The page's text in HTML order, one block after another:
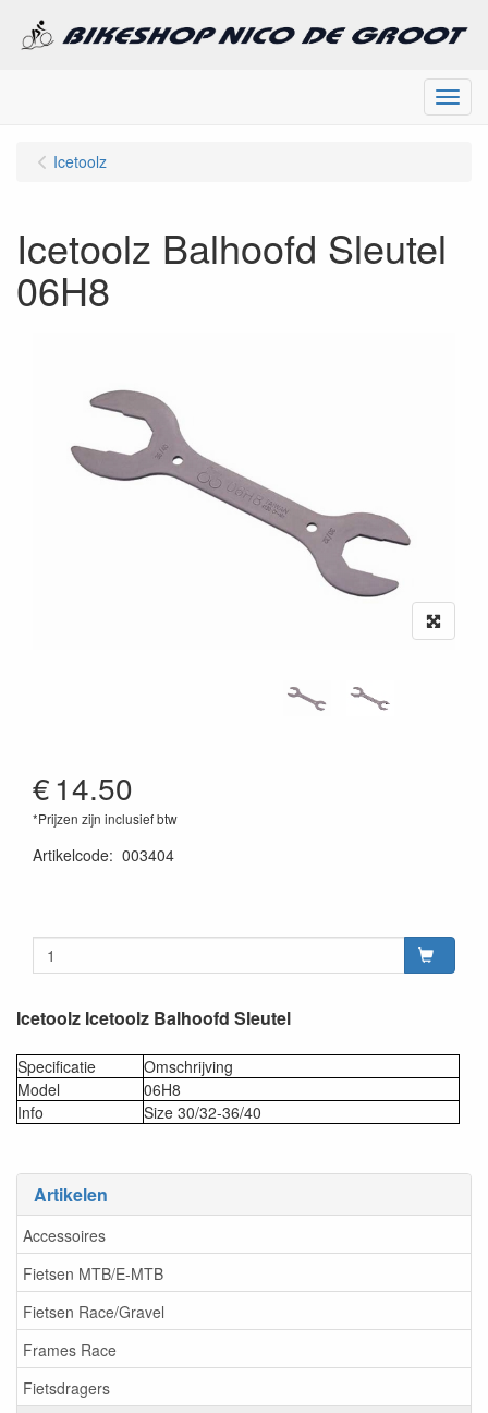
Menu
Artikelen
Accessoires
Fietsen MTB/E-MTB
Fietsen Race/Gravel
Frames Race
Fietsdragers
Icetoolz
Icetoolz Balhoofd Sleutel
06H8
€14.50
*Prijzen zijn inclusief btw
Artikelcode: 003404
Icetoolz Icetoolz Balhoofd Sleutel
Specificatie
Omschrijving
Model
06H8
Info
Size 30/32-36/40